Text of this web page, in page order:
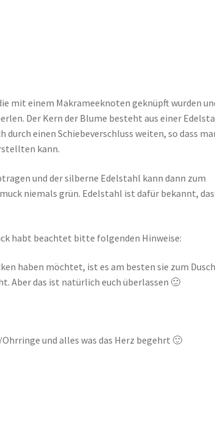
mit einem Makrameeknoten geknüpft wurden
Der Kern der Blume besteht aus einer
einen Schiebeverschluss weiten, so dass
kann.
und der silberne Edelstahl kann dann zum
niemals grün. Edelstahl ist dafür bekannt,
habt beachtet bitte folgenden Hinweise:
haben möchtet, ist es am besten sie zum
Aber das ist natürlich euch überlassen 🙂
und alles was das Herz begehrt 🙂